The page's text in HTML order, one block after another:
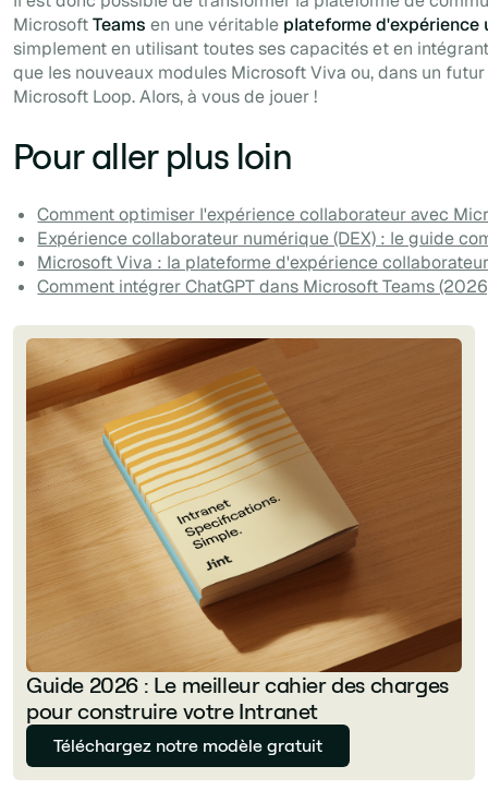
MicrosoftTeams en une véritable plateforme
simplement en utilisant toutes ses capacités et en
que les nouveaux modules Microsoft Viva ou, dans un
Microsoft Loop. Alors, à vous de jouer !
Pour aller plus loin
Comment optimiser l'expérience collaborateur avec
Expérience collaborateur numérique (DEX) : le guide
Microsoft Viva : la plateforme d'expérience
Comment intégrer ChatGPT dans Microsoft Teams
Guide 2026 : Le meilleur cahier des charges
pour construire votre Intranet
Téléchargez notre modèle gratuit